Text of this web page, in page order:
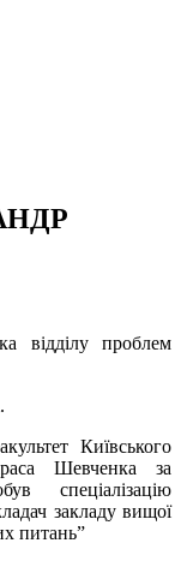
відділу проблем
Київського
Шевченка за
спеціалізацію
закладу вищої
питань”